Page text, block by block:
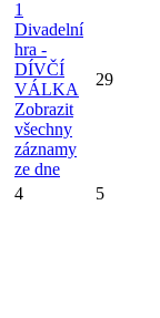
1
Divadelní
hra -
DÍVČÍ
VÁLKA
Zobrazit
všechny
záznamy
ze dne
29
4 5